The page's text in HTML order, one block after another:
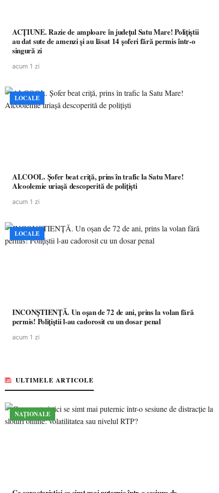
ACȚIUNE. Razie de amploare în județul Satu Mare! Polițiștii
au dat sute de amenzi și au lăsat 14 șoferi fără permis într-o
singură zi
acum 1 zi
LOCALE
ALCOOL. Șofer beat criță, prins în trafic la Satu Mare!
Alcoolemie uriașă descoperită de polițiști
acum 1 zi
LOCALE
INCONȘTIENȚĂ. Un oșan de 72 de ani, prins la volan fără
permis! Polițiștii l-au cadorosit cu un dosar penal
acum 1 zi
ULTIMELE ARTICOLE
NAȚIONALE